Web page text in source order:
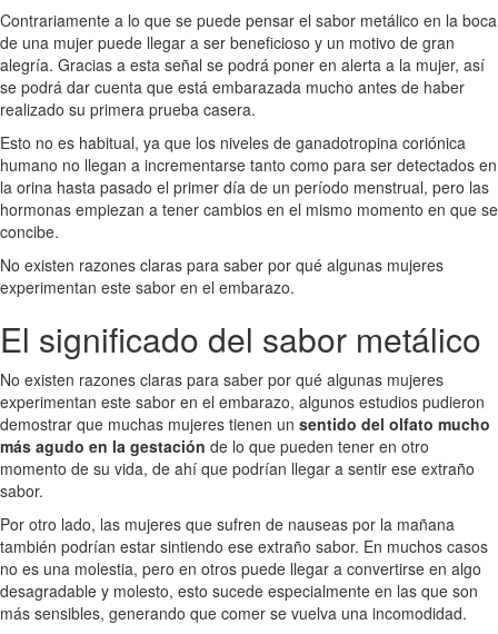
Contrariamente a lo que se puede pensar el sabor metálico en la boca
de una mujer puede llegar a ser beneficioso y un motivo de gran
alegría. Gracias a esta señal se podrá poner en alerta a la mujer, así
se podrá dar cuenta que está embarazada mucho antes de haber
realizado su primera prueba casera.
Esto no es habitual, ya que los niveles de ganadotropina coriónica
humano no llegan a incrementarse tanto como para ser detectados en
la orina hasta pasado el primer día de un período menstrual, pero las
hormonas empiezan a tener cambios en el mismo momento en que se
concibe.
No existen razones claras para saber por qué algunas mujeres
experimentan este sabor en el embarazo.
El significado del sabor metálico
No existen razones claras para saber por qué algunas mujeres
experimentan este sabor en el embarazo, algunos estudios pudieron
demostrar que muchas mujeres tienen un sentido del olfato mucho
más agudo en la gestación de lo que pueden tener en otro
momento de su vida, de ahí que podrían llegar a sentir ese extraño
sabor.
Por otro lado, las mujeres que sufren de nauseas por la mañana
también podrían estar sintiendo ese extraño sabor. En muchos casos
no es una molestia, pero en otros puede llegar a convertirse en algo
desagradable y molesto, esto sucede especialmente en las que son
más sensibles, generando que comer se vuelva una incomodidad.